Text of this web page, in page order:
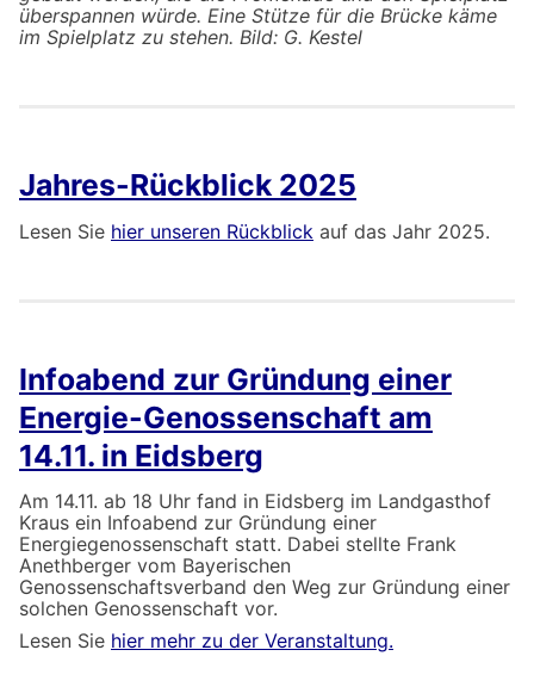
überspannen würde. Eine Stütze für die Brücke käme
im Spielplatz zu stehen. Bild: G. Kestel
Jahres-Rückblick 2025
Lesen Sie hier unseren Rückblick auf das Jahr 2025.
Infoabend zur Gründung einer
Energie-Genossenschaft am
14.11. in Eidsberg
Am 14.11. ab 18 Uhr fand in Eidsberg im Landgasthof
Kraus ein Infoabend zur Gründung einer
Energiegenossenschaft statt. Dabei stellte Frank
Anethberger vom Bayerischen
Genossenschaftsverband den Weg zur Gründung einer
solchen Genossenschaft vor.
Lesen Sie hier mehr zu der Veranstaltung.